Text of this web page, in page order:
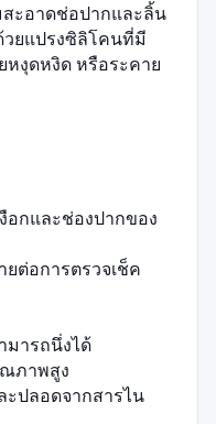
ะอาดช่อปากและลิ้น
ยแปรงซิลิโคนที่มี
งุดหงิด หรือระคาย
กและช่องปากของ
ต่อการตรวจเช็ค
มารถนึ่งได้
ภาพสูง
ะปลอดจากสารไน